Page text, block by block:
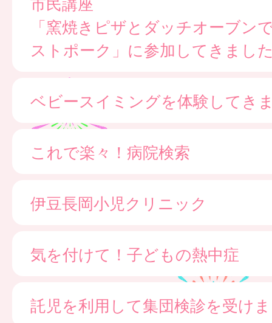
「窯焼きピザとダッチオーブン
ストポーク」に参加してきまし
ベビースイミングを体験してき
これで楽々！病院検索
伊豆長岡小児クリニック
気を付けて！子どもの熱中症
託児を利用して集団検診を受け